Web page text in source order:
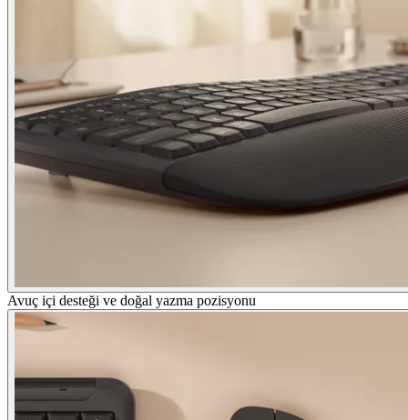
Avuç içi desteği ve doğal yazma pozisyonu